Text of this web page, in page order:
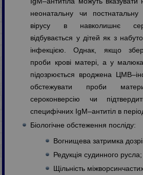
неонатальну чи постнатальну
вірусу в навколишнє
відбувається у дітей як з
інфекцією. Однак, якщо
проби крові матері, а у
підозрюється вроджена
обстежувати проби
сероконверсію чи
специфічних IgM–антитіл в період
Біологічне обстеження посліду:
Вогнищева затримка
Редукція судинного русла;
Щільність